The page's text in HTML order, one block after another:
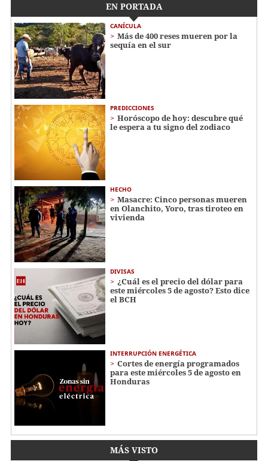
EN PORTADA
CANÍCULA
Más de 400 reses mueren por la
sequía en el sur
PREDICCIONES
Horóscopo de hoy: descubre qué
le espera a tu signo del zodiaco
HECHO
Masacre: Cinco personas mueren
en Olanchito, Yoro, tras tiroteo en
vivienda
DIVISAS
¿Cuál es el precio del dólar para
este miércoles 5 de agosto? Esto dice
el BCH
INTERRUPCIÓN ENERGÉTICA
Cortes de energía programados
para este miércoles 5 de agosto en
Honduras
MÁS VISTO